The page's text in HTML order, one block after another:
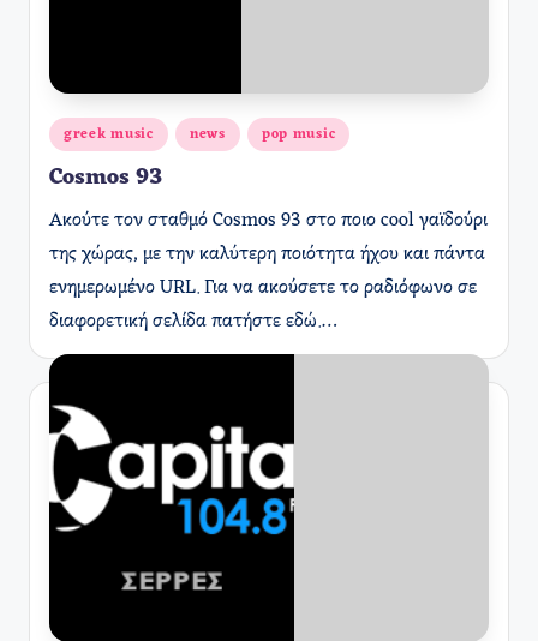
Αναρτήθηκε
σε
greek music news pop music
Cosmos 93
Ακούτε τον σταθμό Cosmos 93 στο ποιο cool γαϊδούρι
της χώρας, με την καλύτερη ποιότητα ήχου και πάντα
ενημερωμένο URL. Για να ακούσετε το ραδιόφωνο σε
διαφορετική σελίδα πατήστε εδώ.…